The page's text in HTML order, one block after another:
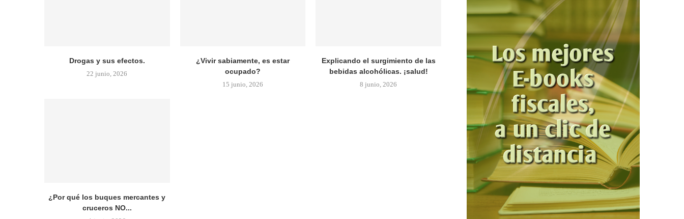
Drogas y sus efectos.
22 junio, 2026
¿Vivir sabiamente, es estar
ocupado?
15 junio, 2026
Explicando el surgimiento de las
bebidas alcohólicas. ¡salud!
8 junio, 2026
¿Por qué los buques mercantes y
cruceros NO...